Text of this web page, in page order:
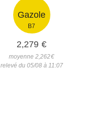
Gazole
B7
2,279 €
moyenne 2,262€
relevé du 05/08 à 11:07